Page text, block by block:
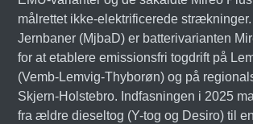
målrettet ikke-elektrificerede
Jernbaner (MjbaD) er batterivarianten
for at etablere emissionsfri togdrift på
(Vemb-Lemvig-Thyborøn) og på
Skjern-Holstebro. Indfasningen i 2025
fra ældre dieseltog (Y-tog og Desiro) til